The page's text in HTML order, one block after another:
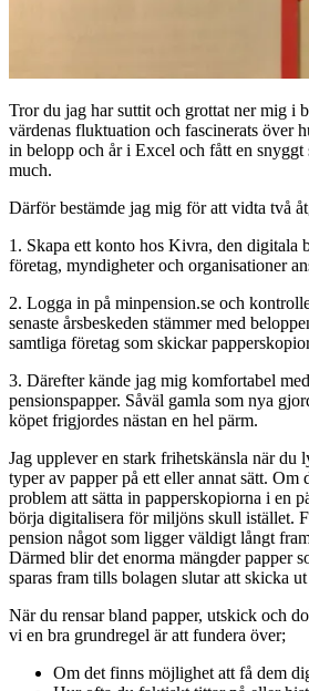
Tror du jag har suttit och grottat ner mig i
värdenas fluktuation och fascinerats över
in belopp och år i Excel och fått en snyggt
much.
Därför bestämde jag mig för att vidta två
1. Skapa ett konto hos Kivra, den digitala
företag, myndigheter och organisationer
2. Logga in på minpension.se och
senaste årsbeskeden stämmer med
samtliga företag som skickar
3. Därefter kände jag mig komfortabel
pensionspapper. Såväl gamla som nya
köpet frigjordes nästan en hel pärm.
Jag upplever en stark frihetskänsla när du
typer av papper på ett eller annat sätt. Om
problem att sätta in papperskopiorna i en
börja digitalisera för miljöns skull istället.
pension något som ligger väldigt långt
Därmed blir det enorma mängder papper
sparas fram tills bolagen slutar att skicka ut
När du rensar bland papper, utskick och
vi en bra grundregel är att fundera över;
Om det finns möjlighet att få dem